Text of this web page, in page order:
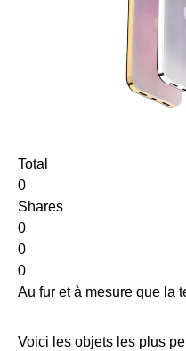
Total
0
Shares
0
0
0
Au fur et à mesure que la
Voici les objets les plus